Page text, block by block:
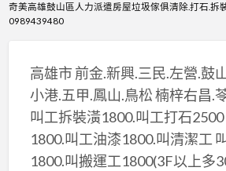
奇美高雄鼓山區人力派遣房屋垃圾傢俱清除.打石.拆
0989439480
高雄市 前金.新興.三民.左營.鼓
小港.五甲.鳳山.鳥松 楠梓右昌.
叫工拆裝潢1800.叫工打石
1800.叫工油漆1800.叫清潔工
1800.叫搬運工1800(3F以上多